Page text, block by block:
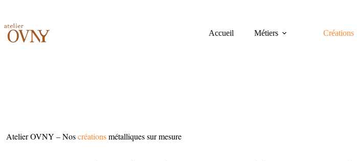
contenu
Accueil
Métiers Créations
AtelierOVNY – Noscréationsmétalliques sur mesure